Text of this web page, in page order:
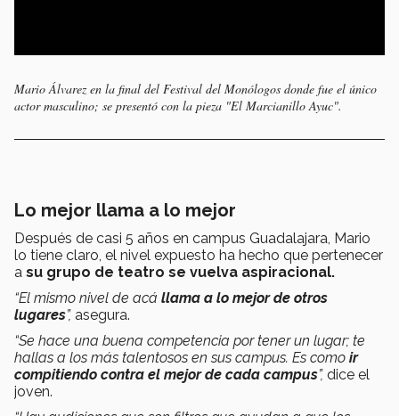
Mario Álvarez en la final del Festival del Monólogos donde fue el único
actor masculino; se presentó con la pieza "El Marcianillo Ayuc".
Lo mejor llama a lo mejor
Después de casi 5 años en campus Guadalajara, Mario
lo tiene claro, el nivel expuesto ha hecho que pertenecer
a su grupo de teatro se vuelva aspiracional.
“El mismo nivel de acá llama a lo mejor de otros
lugares”, asegura.
“Se hace una buena competencia por tener un lugar; te
hallas a los más talentosos en sus campus. Es como ir
compitiendo contra el mejor de cada campus”, dice el
joven.